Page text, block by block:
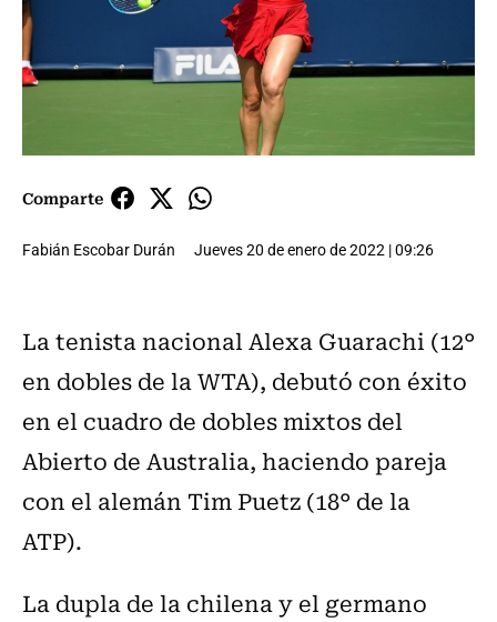
Comparte
Fabián Escobar Durán Jueves 20 de enero de 2022 | 09:26
La tenista nacional Alexa Guarachi (12°
en dobles de la WTA), debutó con éxito
en el cuadro de dobles mixtos del
Abierto de Australia, haciendo pareja
con el alemán Tim Puetz (18° de la
ATP).
La dupla de la chilena y el germano